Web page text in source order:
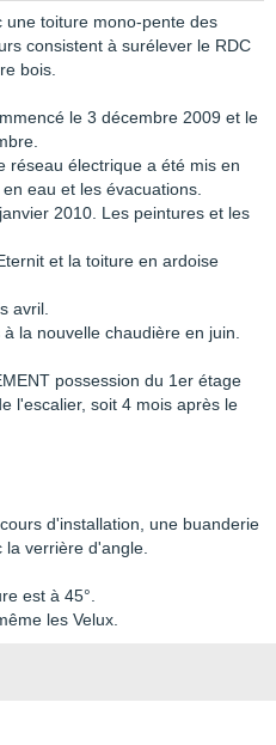
une toiture mono-pente des
consistent à surélever le RDC
bois.
le 3 décembre 2009 et le
réseau électrique a été mis en
eau et les évacuations.
2010. Les peintures et les
et la toiture en ardoise
avril.
la nouvelle chaudière en juin.
possession du 1er étage
l'escalier, soit 4 mois après le
d'installation, une buanderie
la verrière d'angle.
est à 45°.
les Velux.